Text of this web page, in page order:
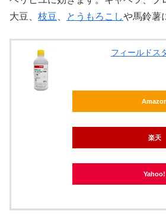
大豆、 枝豆 とうもろこしや馬鈴薯
フィールドス
楽天
Yahoo!